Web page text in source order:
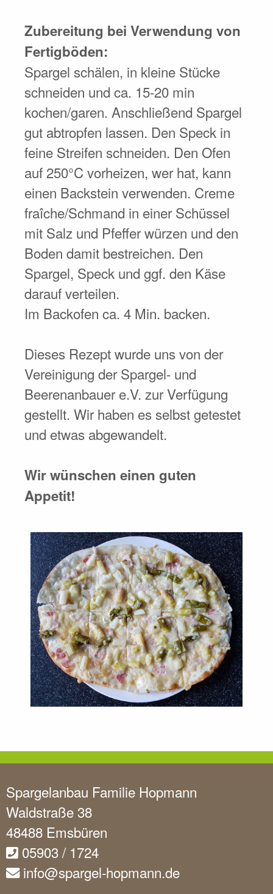
Zubereitung bei Verwendung von
Fertigböden:
Spargel schälen, in kleine Stücke
schneiden und ca. 15-20 min
kochen/garen. Anschließend Spargel
gut abtropfen lassen. Den Speck in
feine Streifen schneiden. Den Ofen
auf 250°C vorheizen, wer hat, kann
einen Backstein verwenden. Creme
fraîche/Schmand in einer Schüssel
mit Salz und Pfeffer würzen und den
Boden damit bestreichen. Den
Spargel, Speck und ggf. den Käse
darauf verteilen.
Im Backofen ca. 4 Min. backen.
Dieses Rezept wurde uns von der
Vereinigung der Spargel- und
Beerenanbauer e.V. zur Verfügung
gestellt. Wir haben es selbst getestet
und etwas abgewandelt.
Wir wünschen einen guten
Appetit!
Spargelanbau Familie Hopmann
Waldstraße 38
48488 Emsbüren
05903 / 1724
info@spargel-hopmann.de